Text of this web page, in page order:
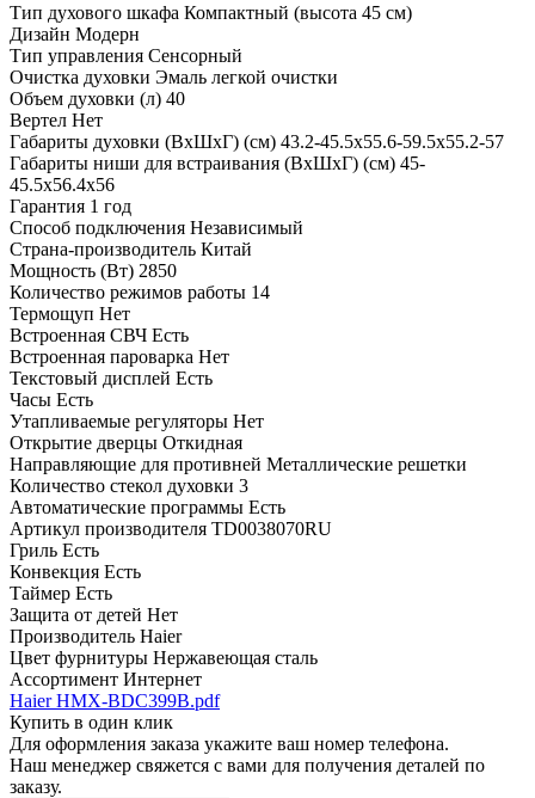
Тип духового шкафа Компактный (высота 45 см)
Дизайн Модерн
Тип управления Сенсорный
Очистка духовки Эмаль легкой очистки
Объем духовки (л) 40
Вертел Нет
Габариты духовки (ВхШхГ) (см) 43.2-45.5х55.6-59.5х55.2-57
Габариты ниши для встраивания (ВхШхГ) (см) 45-
45.5х56.4х56
Гарантия 1 год
Способ подключения Независимый
Страна-производитель Китай
Мощность (Вт) 2850
Количество режимов работы 14
Термощуп Нет
Встроенная СВЧ Есть
Встроенная пароварка Нет
Текстовый дисплей Есть
Часы Есть
Утапливаемые регуляторы Нет
Открытие дверцы Откидная
Направляющие для противней Металлические решетки
Количество стекол духовки 3
Автоматические программы Есть
Артикул производителя TD0038070RU
Гриль Есть
Конвекция Есть
Таймер Есть
Защита от детей Нет
Производитель Haier
Цвет фурнитуры Нержавеющая сталь
Ассортимент Интернет
Haier HMX-BDC399B.pdf
Купить в один клик
Для оформления заказа укажите ваш номер телефона.
Наш менеджер свяжется с вами для получения деталей по
заказу.